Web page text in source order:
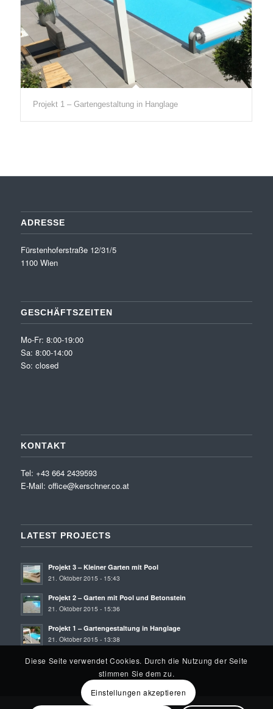
Projekt 1 – Gartengestaltung in Hanglage
ADRESSE
Fürstenhoferstraße 12/31/5
1100 Wien
GESCHÄFTSZEITEN
Mo-Fr: 8:00-19:00
Sa: 8:00-14:00
So: closed
KONTAKT
Tel: +43 664 2439593
E-Mail: office@kerschner.co.at
LATEST PROJECTS
Projekt 3 – Kleiner Garten mit Pool
21. Oktober 2015 - 15:43
Projekt 2 – Garten mit Pool und Betonstein
21. Oktober 2015 - 15:36
Projekt 1 – Gartengestaltung in Hanglage
21. Oktober 2015 - 13:38
Diese Seite verwendet Cookies. Durch die Nutzung der Seite
stimmen Sie dem zu.
Einstellungen akzeptieren